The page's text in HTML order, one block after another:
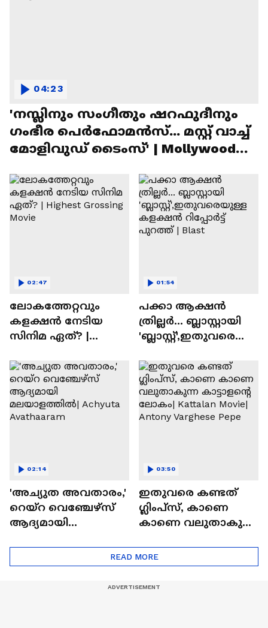
'നസ്ലിനും സംഗീതും ഷറഫുദീനും
ഗംഭീര പെർഫോമൻസ്... മസ്റ്റ് വാച്ച്
മോളിവുഡ് ടൈംസ്' | Mollywood
04:23
ലോകത്തേറ്റവും
കളക്ഷൻ നേടിയ
സിനിമ ഏത്? |
Movie
02:47
പക്കാ ആക്ഷൻ
ത്രില്ലർ... ബ്ലാസ്റ്റായി
'ബ്ലാസ്റ്റ്',ഇതുവരെയു
റിപ്പോർട്ട് പുറത്ത് |
Blast
01:54
'അച്യുത അവതാരം,'
റെയ്റ വെഞ്ചേഴ്‌സ്
ആദ്യമായി
Achyuta Avathaaram
02:14
ഇതുവരെ കണ്ടത്
ഗ്ലിംപ്സ്, കാണെ
കാണെ വലുതാകുന്ന
Kattalan Movie|
Antony Varghese Pepe
03:50
READ MORE